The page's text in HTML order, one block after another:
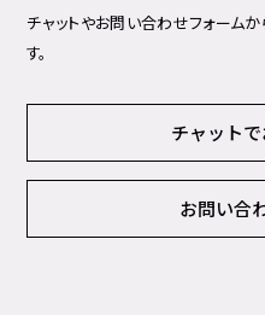
チャットやお問い合わせフォーム
す。
チャット
お問い合